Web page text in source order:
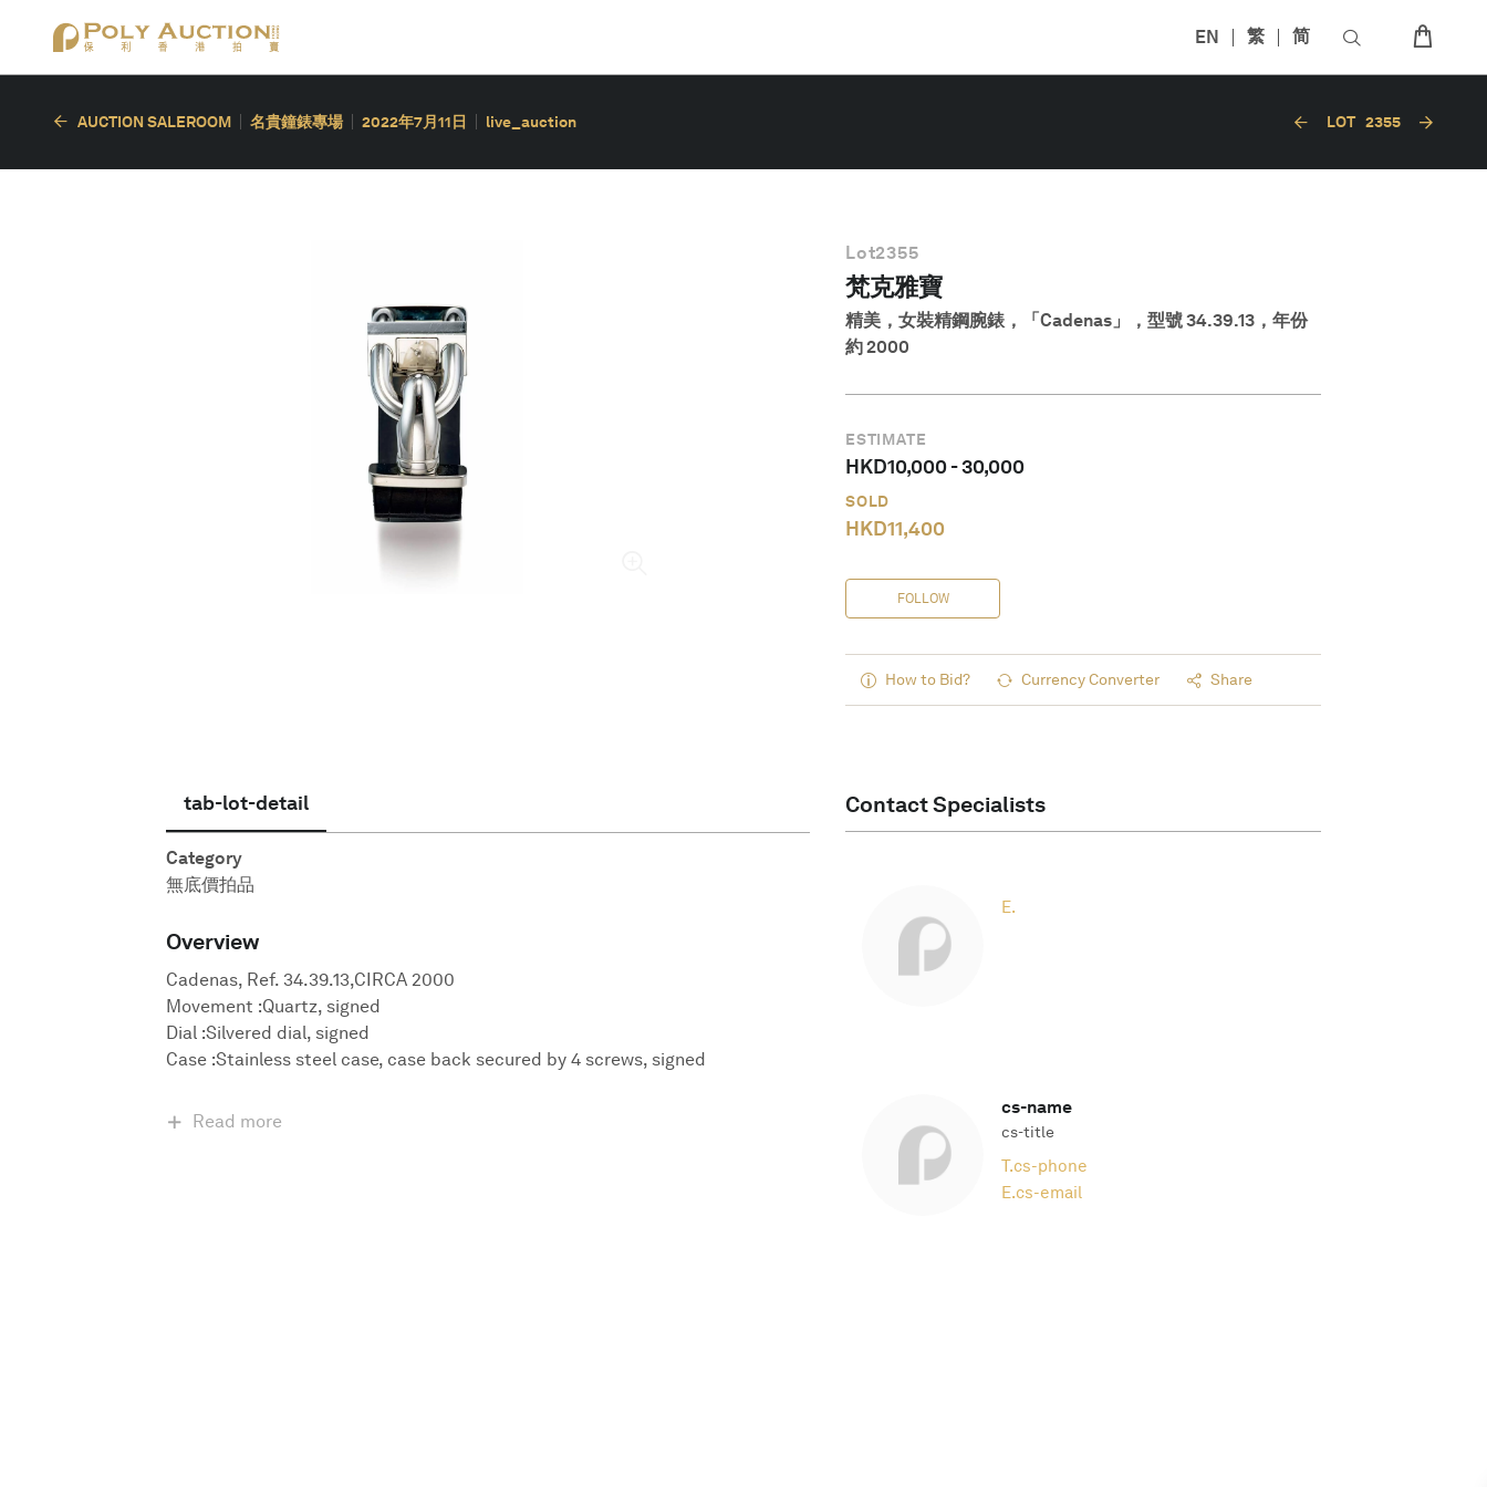
EN 繁 简
AUCTION SALEROOM 名貴鐘錶專場 2022年7月11日 live_auction LOT 2355
Lot2355
梵克雅寶
精美，女裝精鋼腕錶，「Cadenas」，型號 34.39.13，年份
約 2000
ESTIMATE
HKD10,000-30,000
SOLD
HKD11,400
FOLLOW
How to Bid? Currency Converter Share
tab-lot-detail
Category
無底價拍品
Overview
Cadenas, Ref. 34.39.13,CIRCA 2000
Movement :Quartz, signed
Dial :Silvered dial, signed
Case :Stainless steel case, case back secured by 4 screws, signed
Read more
Contact Specialists
E.
cs-name
cs-title
T.cs-phone
E.cs-email